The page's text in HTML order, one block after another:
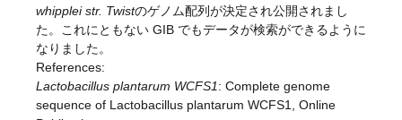
English
whipplei str. Twistのゲノム配列が決定され公開されまし
た。これにともない GIB でもデータが検索ができるように
なりました。
References:
Lactobacillus plantarum WCFS1: Complete genome
sequence of Lactobacillus plantarum WCFS1, Online